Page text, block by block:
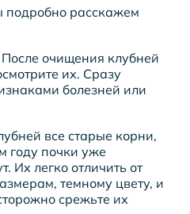
подробно расскажем
После очищения клубней
их. Сразу
болезней или
все старые корни,
году почки уже
Их легко отличить от
темному цвету, и
срежьте их